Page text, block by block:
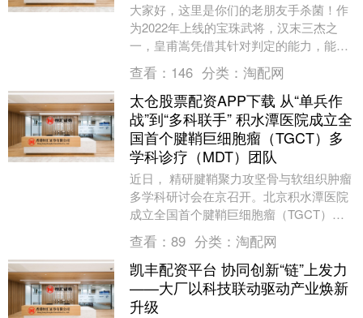
大家好，这里是你们的老朋友手杀菌！作
为2022年上线的宝珠武将，汉末三杰之
一，皇甫嵩凭借其针对判定的能力，能够
在斗地主模式之中狠狠逮捕神郭嘉，因此
被广大小伙伴亲....
查看： 146 分类： 淘配网
太仓股票配资APP下载 从“单兵作
战”到“多科联手” 积水潭医院成立全
国首个腱鞘巨细胞瘤（TGCT）多
学科诊疗（MDT）团队
近日， 精研腱鞘聚力攻坚骨与软组织肿瘤
多学科研讨会在京召开。北京积水潭医院
成立全国首个腱鞘巨细胞瘤（TGCT）多
学科诊疗（MDT）团队，该团队由骨肿瘤
科牵头，联....
查看： 89 分类： 淘配网
凯丰配资平台 协同创新“链”上发力
——大厂以科技联动驱动产业焕新
升级